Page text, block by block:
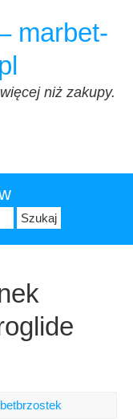
marbet-
niż zakupy.